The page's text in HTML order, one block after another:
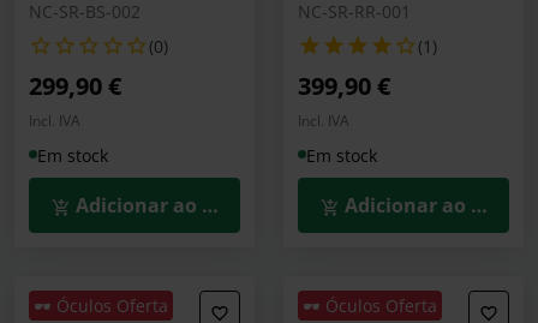
NC-SR-BS-002
(0)
299,90 €
Incl. IVA
Em stock
Adicionar ao Carrinho
NC-SR-RR-001
(1)
399,90 €
Incl. IVA
Em stock
Adicionar ao
🕶️ Óculos Oferta 🕶️ Óculos Oferta